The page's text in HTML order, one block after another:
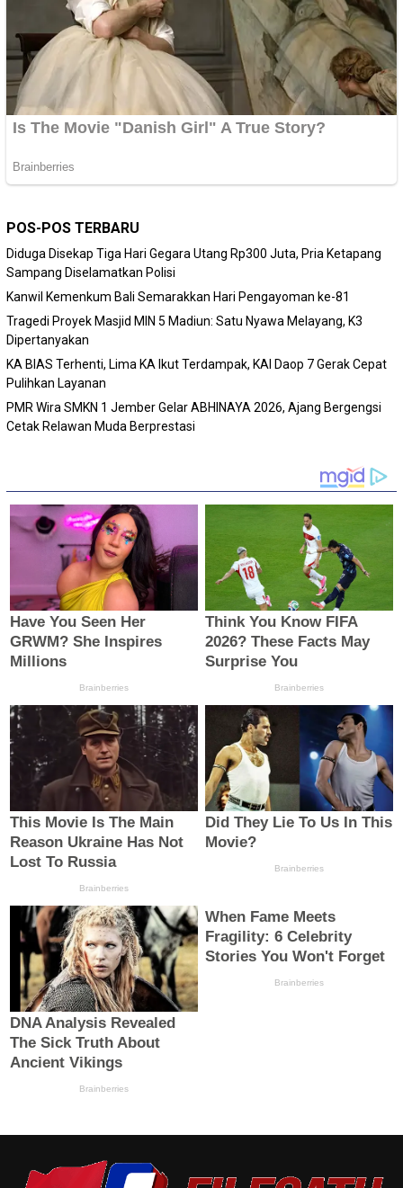
POS-POS TERBARU
Diduga Disekap Tiga Hari Gegara Utang Rp300 Juta, Pria Ketapang
Sampang Diselamatkan Polisi
Kanwil Kemenkum Bali Semarakkan Hari Pengayoman ke-81
Tragedi Proyek Masjid MIN 5 Madiun: Satu Nyawa Melayang, K3
Dipertanyakan
KA BIAS Terhenti, Lima KA Ikut Terdampak, KAI Daop 7 Gerak Cepat
Pulihkan Layanan
PMR Wira SMKN 1 Jember Gelar ABHINAYA 2026, Ajang Bergengsi
Cetak Relawan Muda Berprestasi